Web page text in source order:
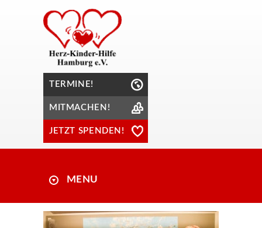
TERMINE!
MITMACHEN!
JETZT SPENDEN!
MENU